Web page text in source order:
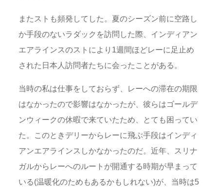
またストも頻発してした。夏のシーズン前に空路し
か手段のないラダックを訪問した際、インディアン
エアラインスのストにより1週間ほどレーに足止め
された日本人訪問者たちに会ったことがある。
当時の私は仕事をしておらず、レーへの滞在の期限
はなかったので影響はなかったが、彼らはゴールデ
ンウィークの休暇で来ていたため、とても困ってい
た。このときデリーからレーに飛ぶ手段はインディ
アンエアラインスしかなかったのだ。近年、スリナ
ガルからレーへのルートが開通する時期が早まって
いる(温暖化のためもあるかもしれない)が、当時は5